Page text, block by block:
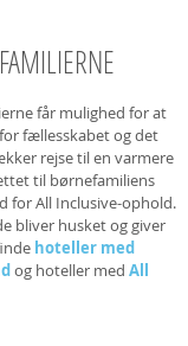
får mulighed for at
fællesskabet og det
rejse til en varmere
til børnefamiliens
for All Inclusive-ophold.
bliver husket og giver
hoteller med
og hoteller med All